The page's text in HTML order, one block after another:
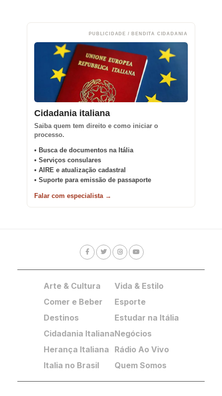
PUBLICIDADE / BENDITA CIDADANIA
Cidadania italiana
Saiba quem tem direito e como iniciar o
processo.
• Busca de documentos na Itália
• Serviços consulares
• AIRE e atualização cadastral
• Suporte para emissão de passaporte
Falar com especialista →
Arte & Cultura
Comer e Beber
Destinos
Cidadania Italiana
Herança Italiana
Italia no Brasil
Vida & Estilo
Esporte
Estudar na Itália
Negócios
Rádio Ao Vivo
Quem Somos